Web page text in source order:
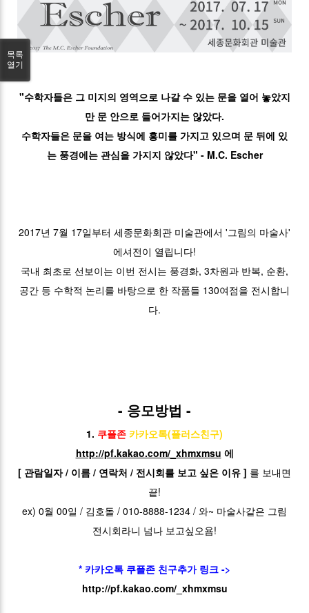
"수학자들은 그 미지의 영역으로 나갈 수 있는 문을 열어 놓았지
만 문 안으로 들어가지는 않았다.
수학자들은 문을 여는 방식에 흥미를 가지고 있으며 문 뒤에 있
는 풍경에는 관심을 가지지 않았다" - M.C. Escher
2017년 7월 17일부터 세종문화회관 미술관에서 '그림의 마술사'
에셔전이 열립니다!
국내 최초로 선보이는 이번 전시는 풍경화, 3차원과 반복, 순환,
공간 등 수학적 논리를 바탕으로 한 작품들 130여점을 전시합니
다.
- 응모방법 -
1. 쿠플존 카카오톡(플러스친구)
http://pf.kakao.com/_xhmxmsu 에
[ 관람일자 / 이름 / 연락처 / 전시회를 보고 싶은 이유 ] 를 보내면
끝!
ex) 0월 00일 / 김호돌 / 010-8888-1234 / 와~ 마술사같은 그림
전시회라니 넘나 보고싶오욤!
* 카카오톡 쿠플존 친구추가 링크 ->
http://pf.kakao.com/_xhmxmsu
목록
열기